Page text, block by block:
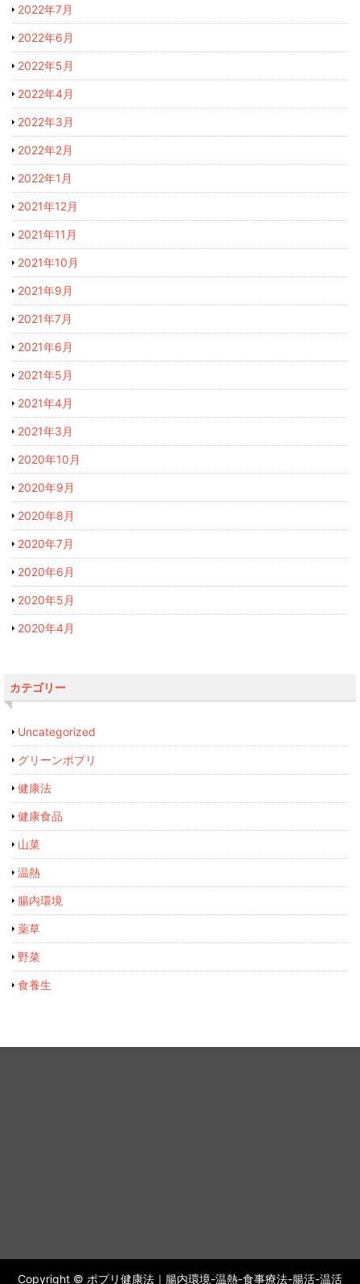
2022年7月
2022年6月
2022年5月
2022年4月
2022年3月
2022年2月
2022年1月
2021年12月
2021年11月
2021年10月
2021年9月
2021年7月
2021年6月
2021年5月
2021年4月
2021年3月
2020年10月
2020年9月
2020年8月
2020年7月
2020年6月
2020年5月
2020年4月
カテゴリー
Uncategorized
グリーンポプリ
健康法
健康食品
山菜
温熱
腸内環境
薬草
野菜
食養生
Copyright © ポプリ健康法｜腸内環境-温熱-食事療法-腸活-温活